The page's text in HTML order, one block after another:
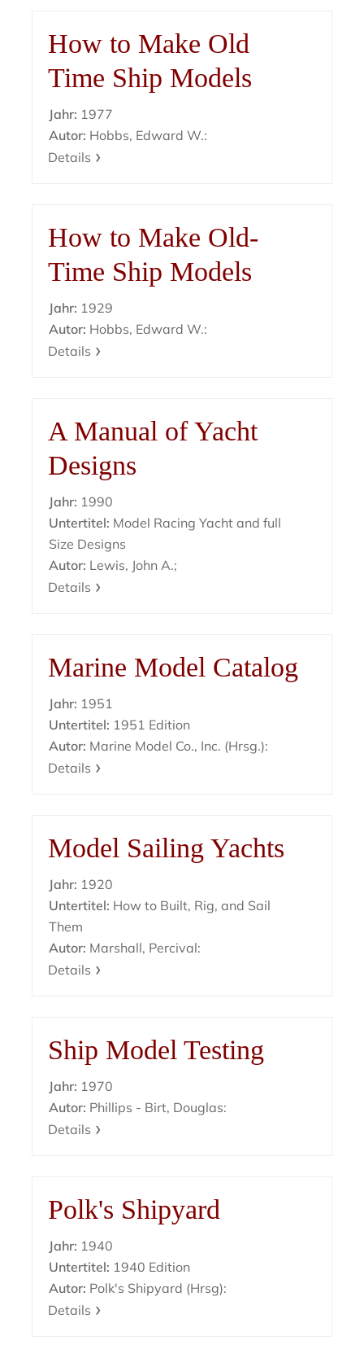
How to Make Old
Time Ship Models
Jahr: 1977
Autor: Hobbs, Edward W.:
Details
How to Make Old-
Time Ship Models
Jahr: 1929
Autor: Hobbs, Edward W.:
Details
A Manual of Yacht
Designs
Jahr: 1990
Untertitel: Model Racing Yacht and full
Size Designs
Autor: Lewis, John A.;
Details
Marine Model Catalog
Jahr: 1951
Untertitel: 1951 Edition
Autor: Marine Model Co., Inc. (Hrsg.):
Details
Model Sailing Yachts
Jahr: 1920
Untertitel: How to Built, Rig, and Sail
Them
Autor: Marshall, Percival:
Details
Ship Model Testing
Jahr: 1970
Autor: Phillips - Birt, Douglas:
Details
Polk's Shipyard
Jahr: 1940
Untertitel: 1940 Edition
Autor: Polk's Shipyard (Hrsg):
Details